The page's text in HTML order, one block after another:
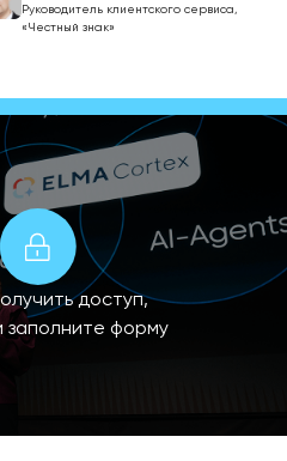
Руководитель клиентского сервиса,
«Честный знак»
доступ,
заполните форму